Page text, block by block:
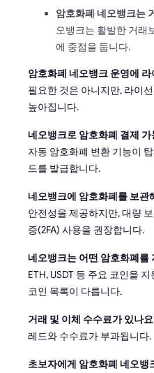
암호화폐 네오뱅크는
오뱅크는 활발한 거래
에 중점을 둡니다.
암호화폐 네오뱅크 운영에
필요한 것은 아니지만, 라이
높아집니다.
네오뱅크로 암호화폐 결제
자동 암호화폐 변환 기능이
드를 발급합니다.
네오뱅크에 암호화폐를 보관
안전성을 제공하지만, 대량
증(2FA) 사용을 권장합니다.
네오뱅크는 어떤 암호화폐를
ETH, USDT 등 주요 코인을
코인 목록이 다릅니다.
거래 및 이체 수수료가 있나
레드와 수수료가 부과됩니다.
초보자에게 암호화폐 네오뱅